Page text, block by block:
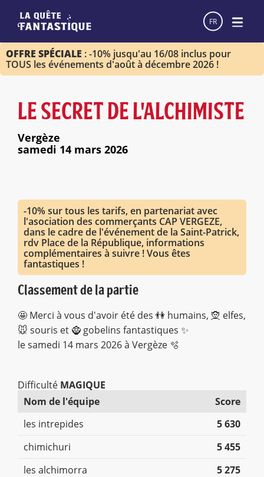
FR
OFFRE SPÉCIALE : -10% jusqu'au 16/08 inclus pour
TOUS les événements d'août à décembre 2026 !
LE SECRET DE L'ALCHIMISTE
Vergèze
samedi 14 mars 2026
-10% sur tous les tarifs, en partenariat avec
l'asociation des commerçants CAP VERGEZE,
dans le cadre de l'événement de la Saint-Patrick,
rdv Place de la République, informations
complémentaires à suivre ! Vous êtes
fantastiques !
Classement de la partie
🤩 Merci à vous d'avoir été des 👫 humains, 🧝 elfes,
🐭 souris et 🧌 gobelins fantastiques ✨
le samedi 14 mars 2026 à Vergèze 🫧
Difficulté MAGIQUE
Nom de l'équipe
Score
les intrepides
5 630
chimichuri
5 455
les alchimorra
5 275